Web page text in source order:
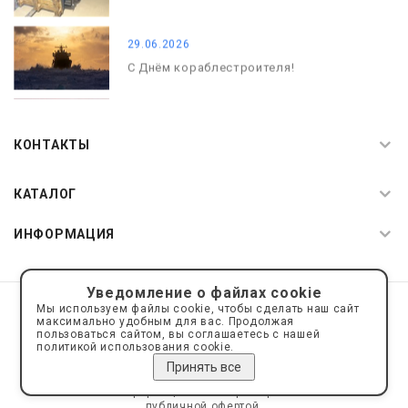
29.06.2026
С Днём кораблестроителя!
КОНТАКТЫ
КАТАЛОГ
ИНФОРМАЦИЯ
© 2019—2026 Интернет пространство АкваРос
sale@a-ros.ru
Политика конфиденциальности
Политика обработки персональных данных
Сайт носит информационный характер и не является
Уведомление о файлах cookie
Мы используем файлы cookie, чтобы сделать наш сайт
максимально удобным для вас. Продолжая
пользоваться сайтом, вы соглашаетесь с нашей
политикой использования cookie.
Принять все